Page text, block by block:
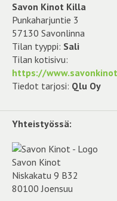
Savon Kinot Killa
Punkaharjuntie 3
57130 Savonlinna
Tilan tyyppi: Sali
Tilan kotisivu:
https://
Tiedot tarjosi: Qlu Oy
Yhteistyössä:
Savon Kinot
Niskakatu 9 B32
80100 Joensuu